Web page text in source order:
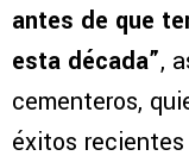
antes de que
esta década”,
cementeros,
éxitos